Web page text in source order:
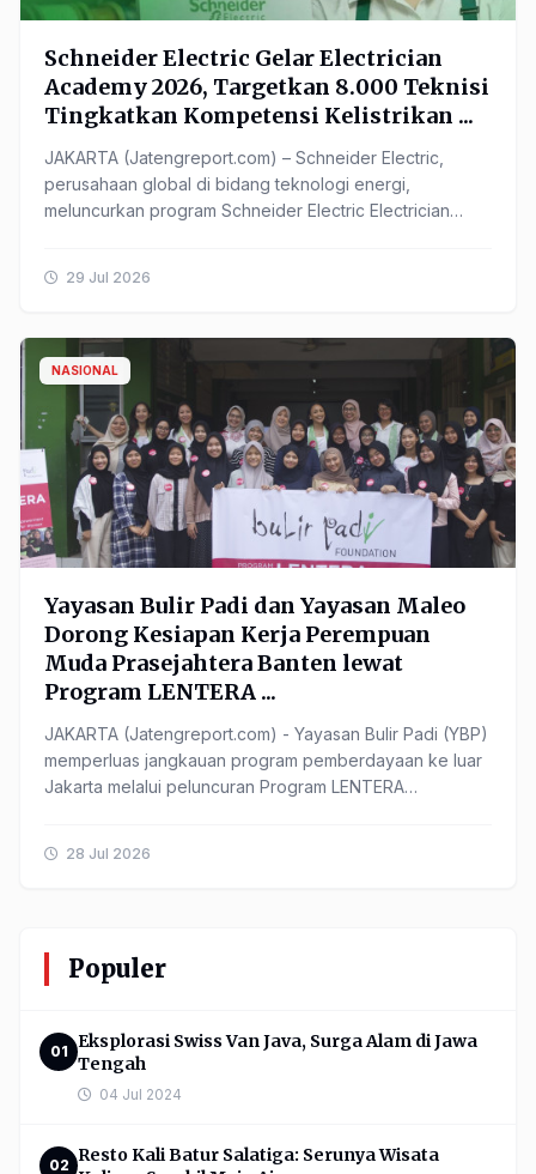
Schneider Electric Gelar Electrician
Academy 2026, Targetkan 8.000 Teknisi
Tingkatkan Kompetensi Kelistrikan ...
JAKARTA (Jatengreport.com) – Schneider Electric,
perusahaan global di bidang teknologi energi,
meluncurkan program Schneider Electric Electrician
29 Jul 2026
NASIONAL
Yayasan Bulir Padi dan Yayasan Maleo
Dorong Kesiapan Kerja Perempuan
Muda Prasejahtera Banten lewat
Program LENTERA ...
JAKARTA (Jatengreport.com) - Yayasan Bulir Padi (YBP)
memperluas jangkauan program pemberdayaan ke luar
Jakarta melalui peluncuran Program LENTERA
28 Jul 2026
Populer
01 Eksplorasi Swiss Van Java, Surga Alam di Jawa
Tengah
04 Jul 2024
02 Resto Kali Batur Salatiga: Serunya Wisata